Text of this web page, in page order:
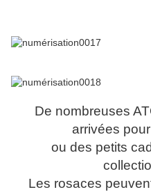
De nombreuses
arrivées
ou des petits
Les rosaces